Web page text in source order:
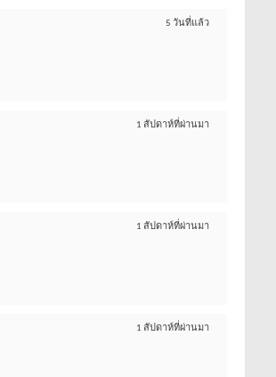
5 วันที่แล้ว
1 สัปดาห์ที่ผ่านมา
1 สัปดาห์ที่ผ่านมา
1 สัปดาห์ที่ผ่านมา